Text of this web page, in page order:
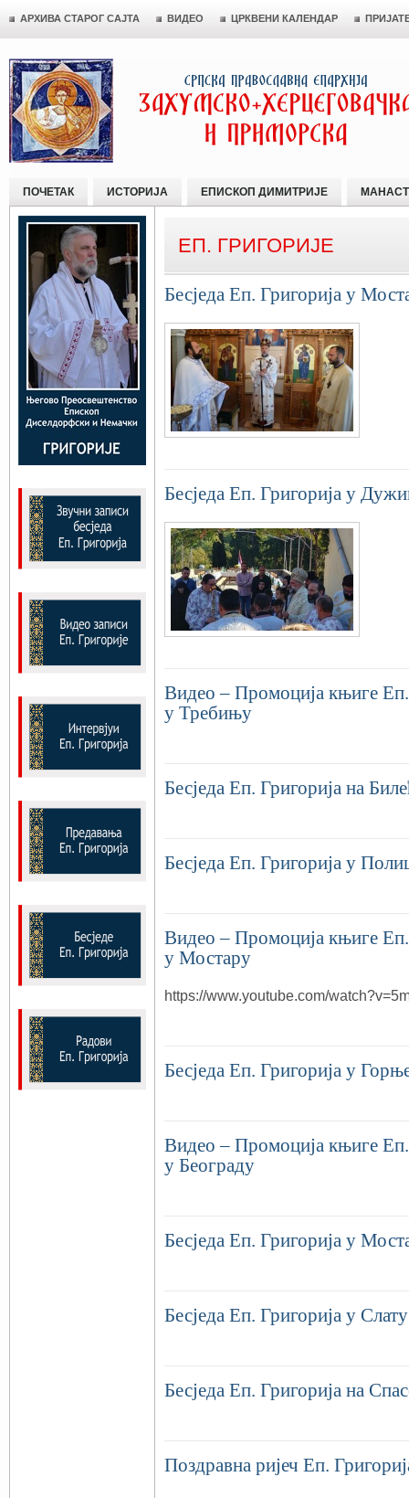
АРХИВА СТАРОГ САЈТА ВИДЕО ЦРКВЕНИ КАЛЕНДАР
ПОЧЕТАК ИСТОРИЈА ЕПИСКОП ДИМИТРИЈЕ
ЕП. ГРИГОРИЈЕ
Бесједа Еп. Григорија у
Бесједа Еп. Григорија у
Видео – Промоција књиге Еп.
у Требињу
Бесједа Еп. Григорија на
Бесједа Еп. Григорија у
Видео – Промоција књиге Еп.
у Мостару
https://www.youtube.com/
Бесједа Еп. Григорија у
Видео – Промоција књиге Еп.
у Београду
Бесједа Еп. Григорија у
Бесједа Еп. Григорија у Слату
Бесједа Еп. Григорија на
Поздравна ријеч Еп.